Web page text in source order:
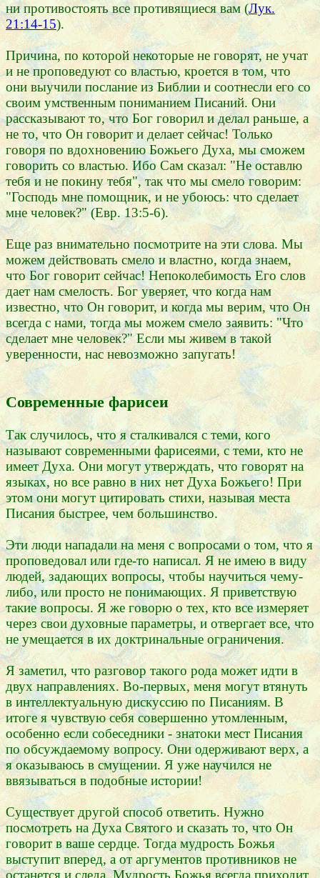
ни противостоять все противящиеся вам (Лук.
21:14-15).
Причина, по которой некоторые не говорят, не учат
и не проповедуют со властью, кроется в том, что
они выучили послание из Библии и соотнесли его со
своим умственным пониманием Писаний. Они
рассказывают то, что Бог говорил и делал раньше, а
не то, что Он говорит и делает сейчас! Только
говоря по вдохновению Божьего Духа, мы сможем
говорить со властью. Ибо Сам сказал: "Не оставлю
тебя и не покину тебя", так что мы смело говорим:
"Господь мне помощник, и не убоюсь: что сделает
мне человек?" (Евр. 13:5-6).
Еще раз внимательно посмотрите на эти слова. Мы
можем действовать смело и властно, когда знаем,
что Бог говорит сейчас! Непоколебимость Его слов
дает нам смелость. Бог уверяет, что когда нам
известно, что Он говорит, и когда мы верим, что Он
всегда с нами, тогда мы можем смело заявить: "Что
сделает мне человек?" Если мы живем в такой
уверенности, нас невозможно запугать!
Современные фарисеи
Так случилось, что я сталкивался с теми, кого
называют современными фарисеями, с теми, кто не
имеет Духа. Они могут утверждать, что говорят на
языках, но все равно в них нет Духа Божьего! При
этом они могут цитировать стихи, называя места
Писания быстрее, чем большинство.
Эти люди нападали на меня с вопросами о том, что я
проповедовал или где-то написал. Я не имею в виду
людей, задающих вопросы, чтобы научиться чему-
либо, или просто не понимающих. Я приветствую
такие вопросы. Я же говорю о тех, кто все измеряет
через свои духовные параметры, и отвергает все, что
не умещается в их доктринальные ограничения.
Я заметил, что разговор такого рода может идти в
двух направлениях. Во-первых, меня могут втянуть
в интеллектуальную дискуссию по Писаниям. В
итоге я чувствую себя совершенно утомленным,
особенно если собеседники - знатоки мест Писания
по обсуждаемому вопросу. Они одерживают верх, а
я оказываюсь в смущении. Я уже научился не
ввязываться в подобные истории!
Существует другой способ ответить. Нужно
посмотреть на Духа Святого и сказать то, что Он
говорит в ваше сердце. Тогда мудрость Божья
выступит вперед, а от аргументов противников не
останется и следа. Мудрость Божья всегда приходит